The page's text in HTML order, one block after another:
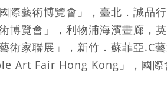
博覽會」，臺北．誠品行
會」，利物浦海濱畫廊，英
展」，新竹．蘇菲亞.C藝
Hong Kong」，國際會